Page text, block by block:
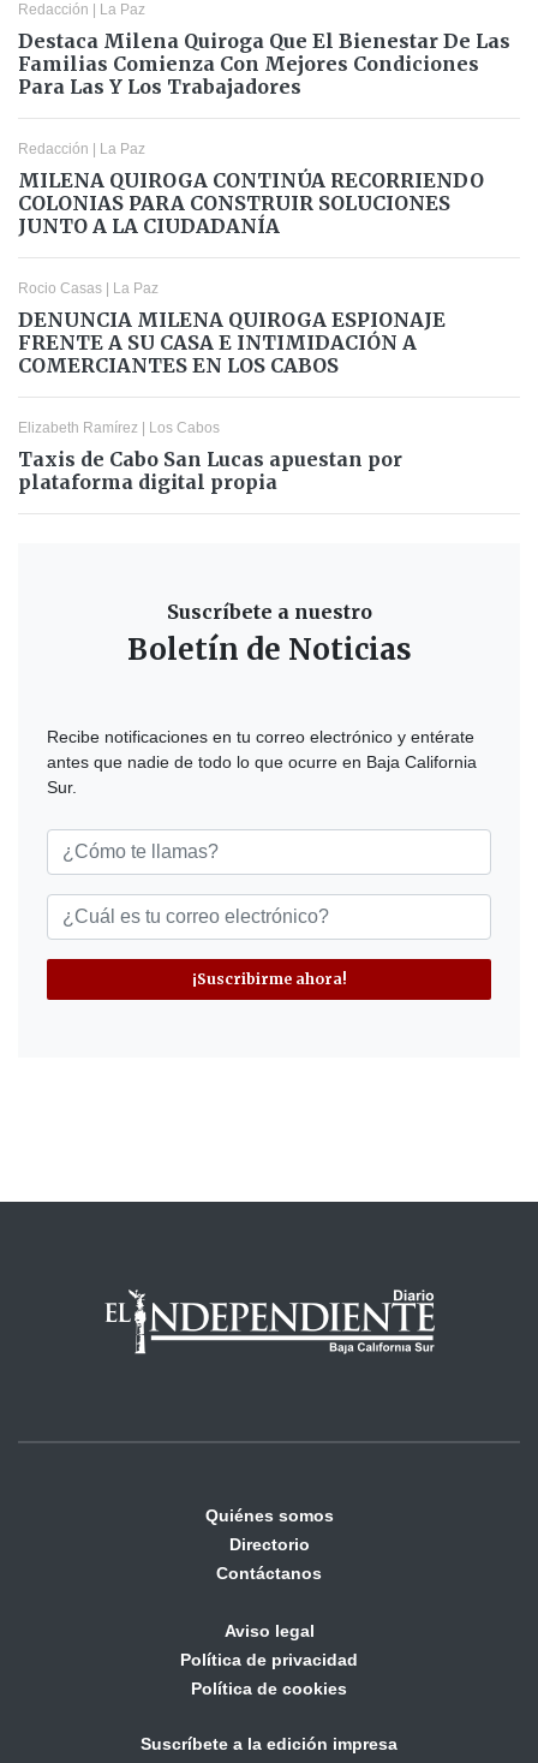
Redacción La Paz
Destaca Milena Quiroga Que El Bienestar De Las
Familias Comienza Con Mejores Condiciones
Para Las Y Los Trabajadores
Redacción La Paz
MILENA QUIROGA CONTINÚA RECORRIENDO
COLONIAS PARA CONSTRUIR SOLUCIONES
JUNTO A LA CIUDADANÍA
Rocio Casas La Paz
DENUNCIA MILENA QUIROGA ESPIONAJE
FRENTE A SU CASA E INTIMIDACIÓN A
COMERCIANTES EN LOS CABOS
Elizabeth Ramírez Los Cabos
Taxis de Cabo San Lucas apuestan por
plataforma digital propia
Suscríbete a nuestro
Boletín de Noticias
Recibe notificaciones en tu correo electrónico y entérate
antes que nadie de todo lo que ocurre en Baja California
Sur.
¡Suscribirme ahora!
Quiénes somos
Directorio
Contáctanos
Aviso legal
Política de privacidad
Política de cookies
Suscríbete a la edición impresa